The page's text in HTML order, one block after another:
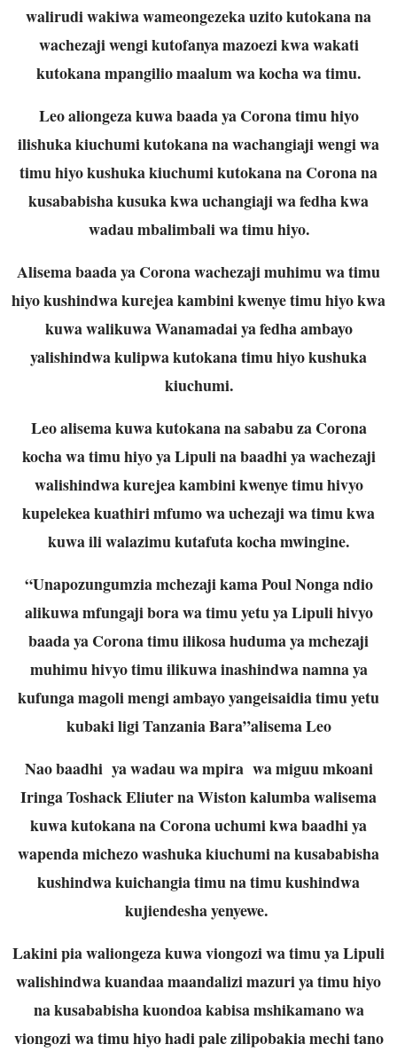
walirudi wakiwa wameongezeka uzito kutokana na
wachezaji wengi kutofanya mazoezi kwa wakati
kutokana mpangilio maalum wa kocha wa timu.
Leo aliongeza kuwa baada ya Corona timu hiyo
ilishuka kiuchumi kutokana na wachangiaji wengi wa
timu hiyo kushuka kiuchumi kutokana na Corona na
kusababisha kusuka kwa uchangiaji wa fedha kwa
wadau mbalimbali wa timu hiyo.
Alisema baada ya Corona wachezaji muhimu wa timu
hiyo kushindwa kurejea kambini kwenye timu hiyo kwa
kuwa walikuwa Wanamadai ya fedha ambayo
yalishindwa kulipwa kutokana timu hiyo kushuka
kiuchumi.
Leo alisema kuwa kutokana na sababu za Corona
kocha wa timu hiyo ya Lipuli na baadhi ya wachezaji
walishindwa kurejea kambini kwenye timu hivyo
kupelekea kuathiri mfumo wa uchezaji wa timu kwa
kuwa ili walazimu kutafuta kocha mwingine.
“Unapozungumzia mchezaji kama Poul Nonga ndio
alikuwa mfungaji bora wa timu yetu ya Lipuli hivyo
baada ya Corona timu ilikosa huduma ya mchezaji
muhimu hivyo timu ilikuwa inashindwa namna ya
kufunga magoli mengi ambayo yangeisaidia timu yetu
kubaki ligi Tanzania Bara”alisema Leo
Nao baadhi ya wadau wa mpira wa miguu mkoani
Iringa Toshack Eliuter na Wiston kalumba walisema
kuwa kutokana na Corona uchumi kwa baadhi ya
wapenda michezo washuka kiuchumi na kusababisha
kushindwa kuichangia timu na timu kushindwa
kujiendesha yenyewe.
Lakini pia waliongeza kuwa viongozi wa timu ya Lipuli
walishindwa kuandaa maandalizi mazuri ya timu hiyo
na kusababisha kuondoa kabisa mshikamano wa
viongozi wa timu hiyo hadi pale zilipobakia mechi tano